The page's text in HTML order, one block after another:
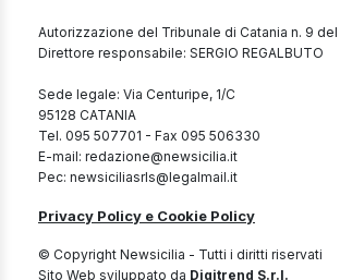
Autorizzazione del Tribunale di Catania n. 9
Direttore responsabile: SERGIO REGALBUTO
Sede legale: Via Centuripe, 1/C
95128 CATANIA
Tel. 095 507701 - Fax 095 506330
E-mail: redazione@newsicilia.it
Pec: newsiciliasrls@legalmail.it
Privacy Policy e Cookie Policy
© Copyright Newsicilia - Tutti i diritti riservati
Sito Web sviluppato da Digitrend S.r.l.